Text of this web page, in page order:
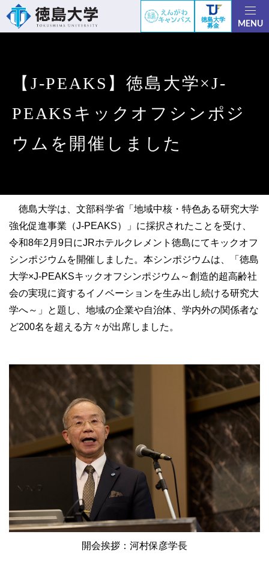
徳島大学
募金
MENU
【J-PEAKS】徳島大学×J-
PEAKSキックオフシンポジ
ウムを開催しました
徳島大学は、文部科学省「地域中核・特色ある研究大学
強化促進事業（J-PEAKS）」に採択されたことを受け、
令和8年2月9日にJRホテルクレメント徳島にてキックオフ
シンポジウムを開催しました。本シンポジウムは、「徳島
大学×J-PEAKSキックオフシンポジウム～創造的超高齢社
会の実現に資するイノベーションを生み出し続ける研究大
学へ～」と題し、地域の企業や自治体、学内外の関係者な
ど200名を超える方々が出席しました。
開会挨拶：河村保彦学長